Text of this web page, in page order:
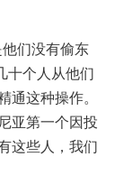
们没有偷东
十个人从他们
通这种操作。
亚第一个因投
这些人，我们